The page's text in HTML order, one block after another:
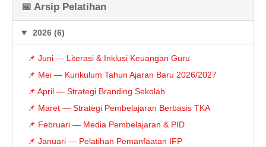
📅 Arsip Pelatihan
2026 (6)
📌 Juni — Literasi & Inklusi Keuangan Guru
📌 Mei — Kurikulum Tahun Ajaran Baru 2026/2027
📌 April — Strategi Branding Sekolah
📌 Maret — Strategi Pembelajaran Berbasis TKA
📌 Februari — Media Pembelajaran & PID
📌 Januari — Pelatihan Pemanfaatan IFP